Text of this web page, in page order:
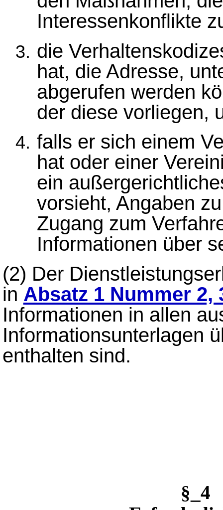
Interessenkonflikte
die
hat, die Adresse,
abgerufen werden
der diese vorliegen,
falls er sich einem
hat oder einer
ein
vorsieht, Angaben
Zugang zum
Informationen über
(2) Der
in Absatz 1 Nummer 2,
Informationen in allen
Informationsunterlagen
enthalten sind.
§_4